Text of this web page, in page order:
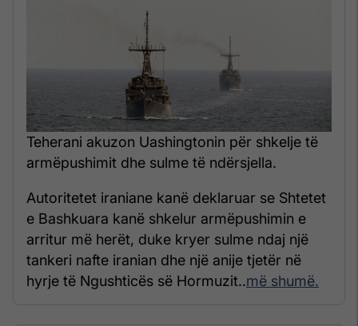
Teherani akuzon Uashingtonin për shkelje të
armëpushimit dhe sulme të ndërsjella.
Autoritetet iraniane kanë deklaruar se Shtetet
e Bashkuara kanë shkelur armëpushimin e
arritur më herët, duke kryer sulme ndaj një
tankeri nafte iranian dhe një anije tjetër në
hyrje të Ngushticës së Hormuzit..më shumë.